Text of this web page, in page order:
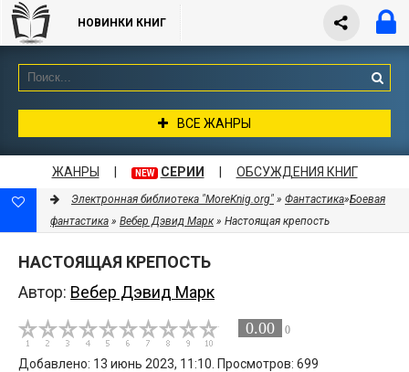
НОВИНКИ КНИГ
ВСЕ ЖАНРЫ
ЖАНРЫ NEW СЕРИИ ОБСУЖДЕНИЯ КНИГ
Электронная библиотека "MoreKnig.org" » Фантастика»Боевая
фантастика » Вебер Дэвид Марк» Настоящая крепость
НАСТОЯЩАЯ КРЕПОСТЬ
Автор: Вебер Дэвид Марк
0.00 0
Добавлено: 13 июнь 2023, 11:10. Просмотров: 699